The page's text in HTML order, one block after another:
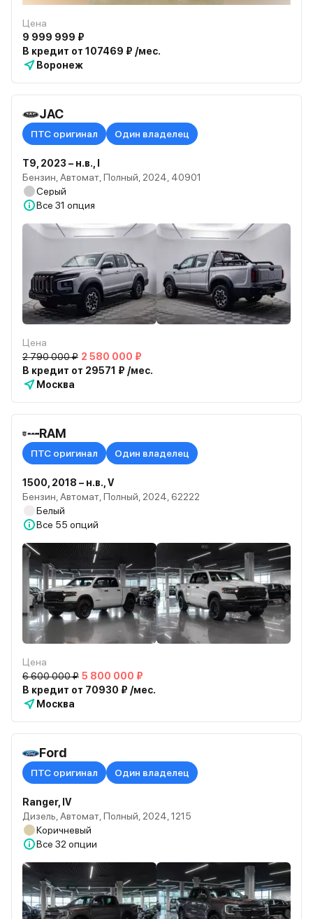
Цена
9 999 999 ₽
В кредит от 107469 ₽ /мес.
Воронеж
JAC
ПТС оригинал Один владелец
T9, 2023 – н.в., I
Бензин, Автомат, Полный, 2024, 40901
Серый
Все 31 опция
Цена
2 790 000 ₽ 2 580 000 ₽
В кредит от 29571 ₽ /мес.
Москва
RAM
ПТС оригинал Один владелец
1500, 2018 – н.в., V
Бензин, Автомат, Полный, 2024, 62222
Белый
Все 55 опций
Цена
6 600 000 ₽ 5 800 000 ₽
В кредит от 70930 ₽ /мес.
Москва
Ford
ПТС оригинал Один владелец
Ranger, IV
Дизель, Автомат, Полный, 2024, 1215
Коричневый
Все 32 опции